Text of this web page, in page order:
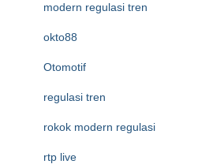
modern regulasi tren
okto88
Otomotif
regulasi tren
rokok modern regulasi
rtp live